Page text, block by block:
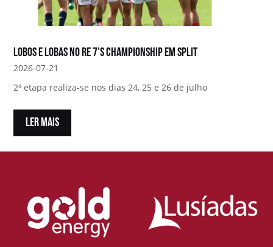
Lobos e Lobas no RE 7’s Championship em Split
2026-07-21
2ª etapa realiza-se nos dias 24, 25 e 26 de julho
LER MAIS